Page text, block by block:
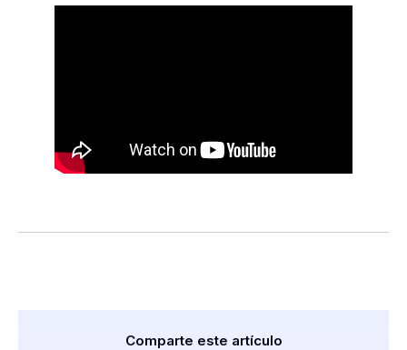
Comparte este artículo